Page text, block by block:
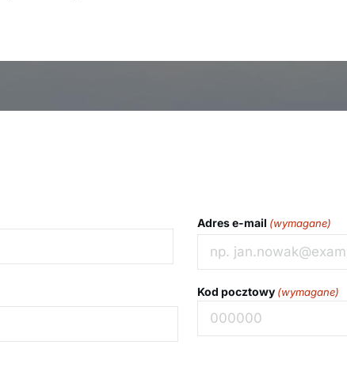
Adres e-mail (wymagane)
Kod pocztowy (wymagane)